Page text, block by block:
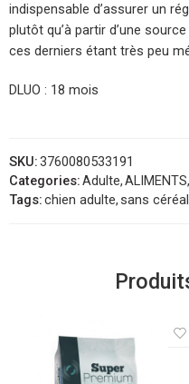
indispensable d’assurer un
plutôt qu’à partir d’une
ces derniers étant très peu
DLUO : 18 mois
SKU:3760080533191
Categories:Adulte,ALIMENTS,
Tags:chien adulte, sans